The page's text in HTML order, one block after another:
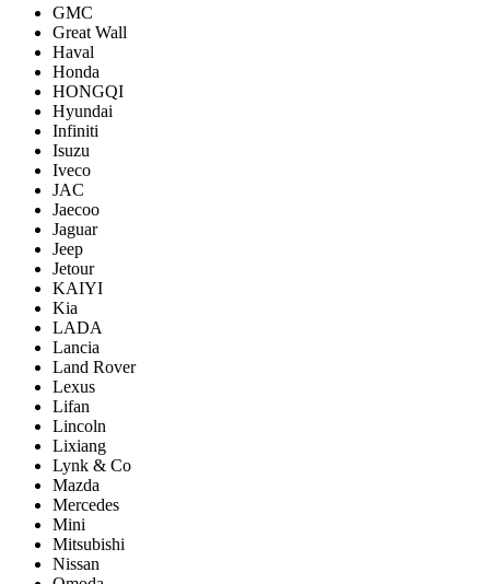
GMC
Great Wall
Haval
Honda
HONGQI
Hyundai
Infiniti
Isuzu
Iveco
JAC
Jaecoo
Jaguar
Jeep
Jetour
KAIYI
Kia
LADA
Lancia
Land Rover
Lexus
Lifan
Lincoln
Lixiang
Lynk & Co
Mazda
Mercedes
Mini
Mitsubishi
Nissan